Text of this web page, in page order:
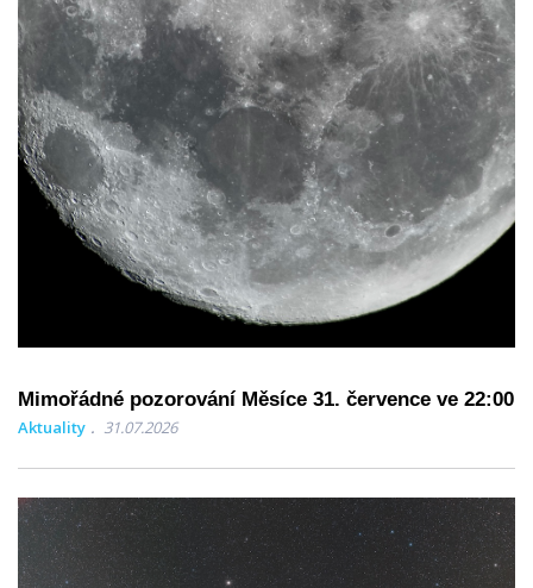
Mimořádné pozorování Měsíce 31. července ve 22:00
Aktuality 31.07.2026